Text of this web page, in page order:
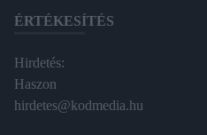
ÉRTÉKESÍTÉS
Hirdetés:
Haszon
hirdetes@kodmedia.hu